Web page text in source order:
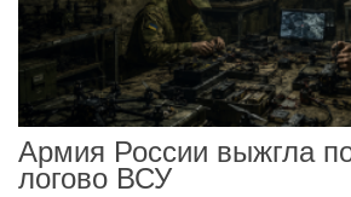
Армия России выжгла
логово ВСУ